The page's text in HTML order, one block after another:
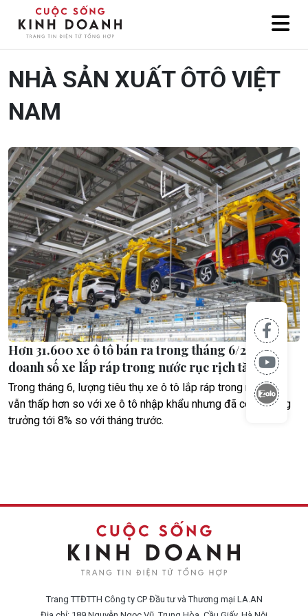
NHÀ SẢN XUẤT ÔTÔ VIỆT
NAM
Hơn 31.600 xe ô tô bán ra trong tháng 6/2024,
doanh số xe lắp ráp trong nước rục rịch tăng
Trong tháng 6, lượng tiêu thụ xe ô tô lắp ráp trong nước dù
vẫn thấp hơn so với xe ô tô nhập khẩu nhưng đã có sự tăng
trưởng tới 8% so với tháng trước.
Trang TTĐTTH Công ty CP Đầu tư và Thương mại LA.AN